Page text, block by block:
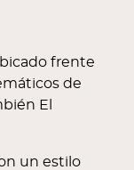
frente
de
El
un estilo